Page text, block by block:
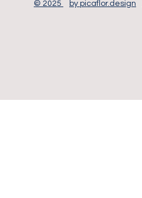
© 2025 by picaflor.design